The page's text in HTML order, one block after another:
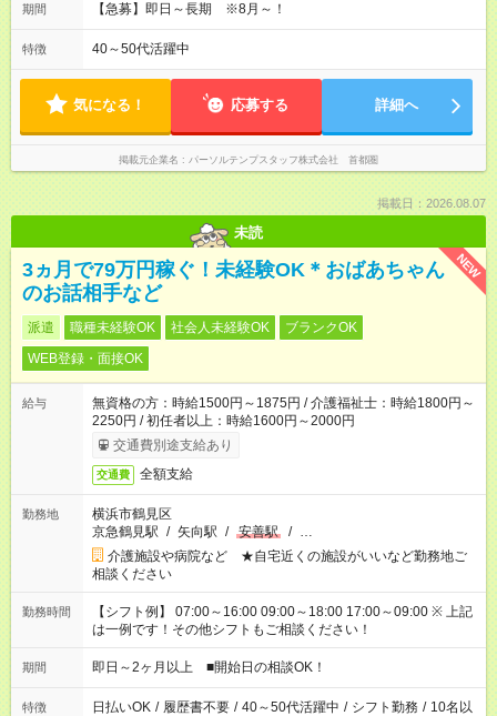
期間 【急募】即日～長期 ※8月～！
特徴 40～50代活躍中
気になる！ 応募する 詳細へ
掲載元企業名 パーソルテンプスタッフ株式会社 首都圏
掲載日：2026.08.07
未読
NEW
3ヵ月で79万円稼ぐ！未経験OK＊おばあちゃん
のお話相手など
派遣 職種未経験OK 社会人未経験OK
ブランクOK
WEB登録・面接OK
給与
無資格の方：時給1500円～1875円 / 介護福祉士：時給1800円～
2250円 / 初任者以上：時給1600円～2000円
交通費別途支給あり
交通費 全額支給
勤務地
横浜市鶴見区
京急鶴見駅 / 矢向駅 / 安善駅 / …
介護施設や病院など ★自宅近くの施設がいいなど勤務地ご
相談ください
勤務時間
【シフト例】 07:00～16:00 09:00～18:00 17:00～09:00 ※ 上記
は一例です！その他シフトもご相談ください！
期間 即日～2ヶ月以上 ■開始日の相談OK！
特徴 日払いOK / 履歴書不要 / 40～50代活躍中 / シフト勤務 / 10名以